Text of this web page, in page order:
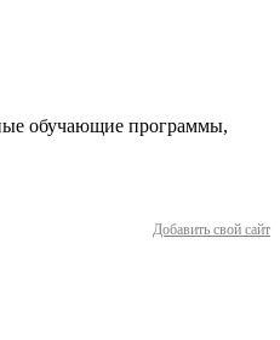
обучающие программы,
Добавить свой сайт